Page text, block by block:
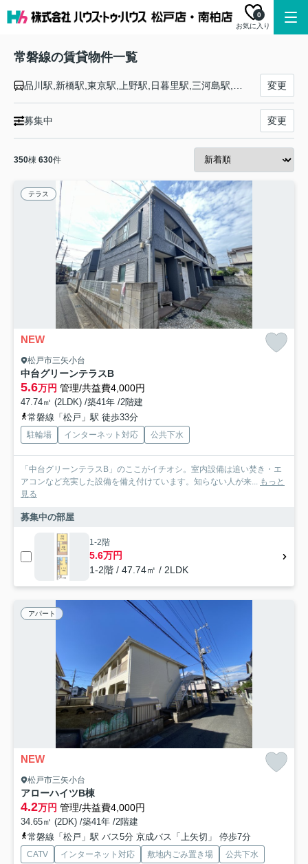
お気に入り
0
常磐線の賃貸物件一覧
変更
募集中 変更
350棟 630件
テラス
NEW
松戸市三矢小台
中台グリーンテラスB
5.6万円 管理/共益費4,000円
47.74㎡ (2LDK) /築41年 /2階建
常磐線「松戸」駅 徒歩33分
駐輪場 インターネット対応 公共下水
「中台グリーンテラスB」のここがイチオシ。室内設備は追い焚き・エ
アコンなど充実した設備を備え付けています。知らない人が来... もっと
見る
募集中の部屋
1-2階
5.6万円
1-2階 / 47.74㎡ / 2LDK
アパート
NEW
松戸市三矢小台
アローハイツB棟
4.2万円 管理/共益費4,000円
34.65㎡ (2DK) /築41年 /2階建
常磐線「松戸」駅 バス5分 京成バス「上矢切」 停歩7分
CATV インターネット対応 敷地内ごみ置き場 公共下水